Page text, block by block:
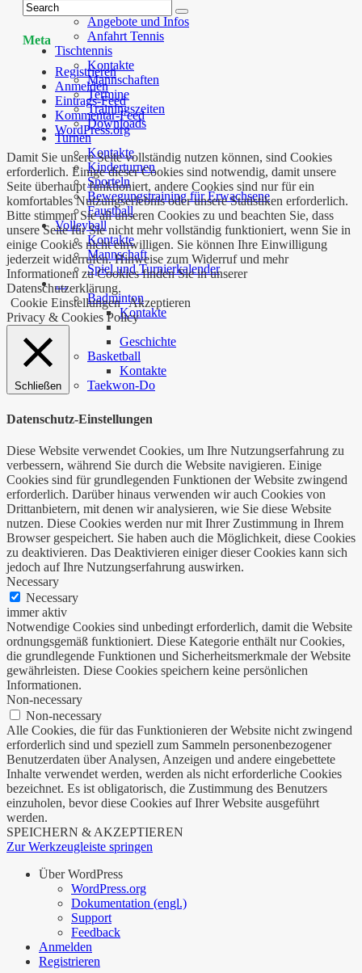
Angebote und Infos
Anfahrt Tennis
Tischtennis
Kontakte
Mannschaften
Termine
Trainingszeiten
Downloads
Turnen
Kontakte
Kinderturnen
Sporteln
Bewegungstraining für Erwachsene
Faustball
Volleyball
Kontakte
Mannschaft
Spiel und Turnierkalender
…
Badminton
Kontakte
Geschichte
Basketball
Kontakte
Taekwon-Do
Meta
Registrieren
Anmelden
Eintrags-Feed
Kommentar-Feed
WordPress.org
Damit Sie unsere Seite vollständig nutzen können, sind Cookies
erforderlich. Einige dieser Cookies sind notwendig, damit unsere
Seite überhaupt funktioniert, andere Cookies sind nur für ein
komfortables Nutzungserlebnis oder unsere Statistiken erforderlich.
Bitte stimmen Sie all unseren Cookies zu und beachten Sie, dass
unsere Seite für Sie nicht mehr vollständig funktioniert, wenn Sie in
einige Cookies nicht einwilligen. Sie können Ihre Einwilligung
jederzeit widerrufen. Hinweise zum Widerruf und mehr
Informationen zu Cookies finden Sie in unserer
Datenschutzerklärung.
Cookie Einstellungen Akzeptieren
Privacy & Cookies Policy
Schließen
Datenschutz-Einstellungen
Diese Website verwendet Cookies, um Ihre Nutzungserfahrung zu
verbessern, während Sie durch die Website navigieren. Einige
Cookies sind für grundlegenden Funktionen der Website zwingend
erforderlich. Darüber hinaus verwenden wir auch Cookies von
Drittanbietern, mit denen wir analysieren, wie Sie diese Website
nutzen. Diese Cookies werden nur mit Ihrer Zustimmung in Ihrem
Browser gespeichert. Sie haben auch die Möglichkeit, diese Cookies
zu deaktivieren. Das Deaktivieren einiger dieser Cookies kann sich
jedoch auf Ihre Nutzungserfahrung auswirken.
Necessary
Necessary
immer aktiv
Notwendige Cookies sind unbedingt erforderlich, damit die Website
ordnungsgemäß funktioniert. Diese Kategorie enthält nur Cookies,
die grundlegende Funktionen und Sicherheitsmerkmale der Website
gewährleisten. Diese Cookies speichern keine persönlichen
Informationen.
Non-necessary
Non-necessary
Alle Cookies, die für das Funktionieren der Website nicht zwingend
erforderlich sind und speziell zum Sammeln personenbezogener
Benutzerdaten über Analysen, Anzeigen und andere eingebettete
Inhalte verwendet werden, werden als nicht erforderliche Cookies
bezeichnet. Es ist obligatorisch, die Zustimmung des Benutzers
einzuholen, bevor diese Cookies auf Ihrer Website ausgeführt
werden.
SPEICHERN & AKZEPTIEREN
Zur Werkzeugleiste springen
Über WordPress
WordPress.org
Dokumentation (engl.)
Support
Feedback
Anmelden
Registrieren